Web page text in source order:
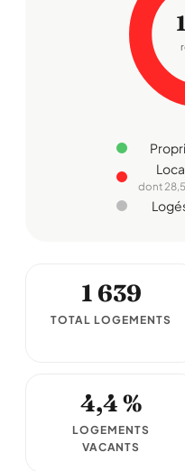
dont
1 639
TOTAL LOGEMENTS
4,4 %
LOGEMENTS
VACANTS